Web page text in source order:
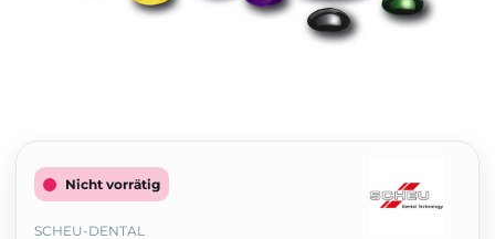
Nicht vorrätig
SCHEU-DENTAL